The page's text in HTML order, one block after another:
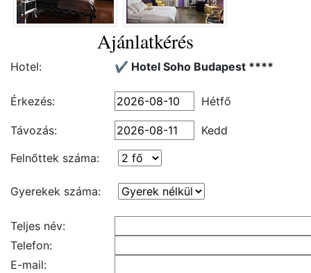
Ajánlatkérés
Hotel: ✔️ Hotel Soho Budapest ****
Érkezés: Hétfő
Távozás:
Kedd
Felnőttek száma:
Gyerekek száma:
Teljes név:
Telefon:
E-mail: